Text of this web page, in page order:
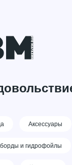
Аксессуары
и гидрофойлы